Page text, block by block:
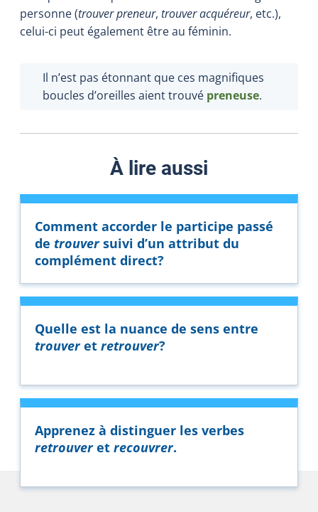
personne (trouver preneur, trouver acquéreur, etc.),
celui-ci peut également être au féminin.
Il n’est pas étonnant que ces magnifiques
boucles d’oreilles aient trouvé preneuse.
À lire aussi
Comment accorder le participe passé
de trouversuivi d’un attribut du
complément direct?
Quelle est la nuance de sens entre
trouveret retrouver?
Apprenez à distinguer les verbes
retrouveret recouvrer.